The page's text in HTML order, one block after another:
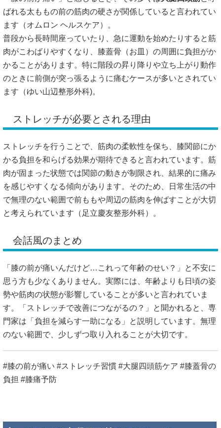
ばれる太ももの前の筋肉の硬さが関係していると言われてい
ます（オムロン ヘルスケア）。
普段から長時間座っていたり、急に運動を始めたりすると筋
肉がこわばりやすくなり、膝蓋骨（お皿）の周囲に負担がか
かることがあります。特に階段の昇り降りや立ち上がり動作
のときに前側が突っ張るように痛むケースが多いとされてい
ます（ゆい山辺整形外科)。
ストレッチが必要とされる理由
ストレッチを行うことで、筋肉の柔軟性を保ち、膝関節にか
かる負担を和らげる効果が期待できると言われています。筋
肉が固まった状態では関節の動きが制限され、結果的に痛み
を感じやすくなる傾向があります。そのため、日常生活の中
で無理のない範囲で前ももや周辺の筋肉を伸ばすことが大切
と考えられています（ 足立慶友整形外科）。
会話風のまとめ
「膝の前が痛いんだけど…これって年齢のせい？」と不安に
思う方も少なくありません。実際には、年齢よりも日頃の姿
勢や筋肉の状態が影響していることが多いと言われていま
す。「ストレッチで改善につながるの？」と聞かれると、専
門家は「負担を減らす一助になる」と説明しています。無理
のない範囲で、少しずつ取り入れることが大切です。
#膝の前が痛い #ストレッチ習慣 #大腿四頭筋ケア #膝蓋骨の
負担 #膝痛予防